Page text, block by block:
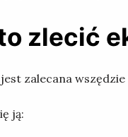
zlecić
zalecana
ją: